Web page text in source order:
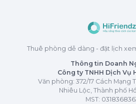
Thuê phòng dễ dàng - đặt lịch
Thông tin Doanh
Công ty TNHH Dịch Vụ
Văn phòng: 372/17 Cách Mạng
Nhiêu Lộc, Thành phố
MST: